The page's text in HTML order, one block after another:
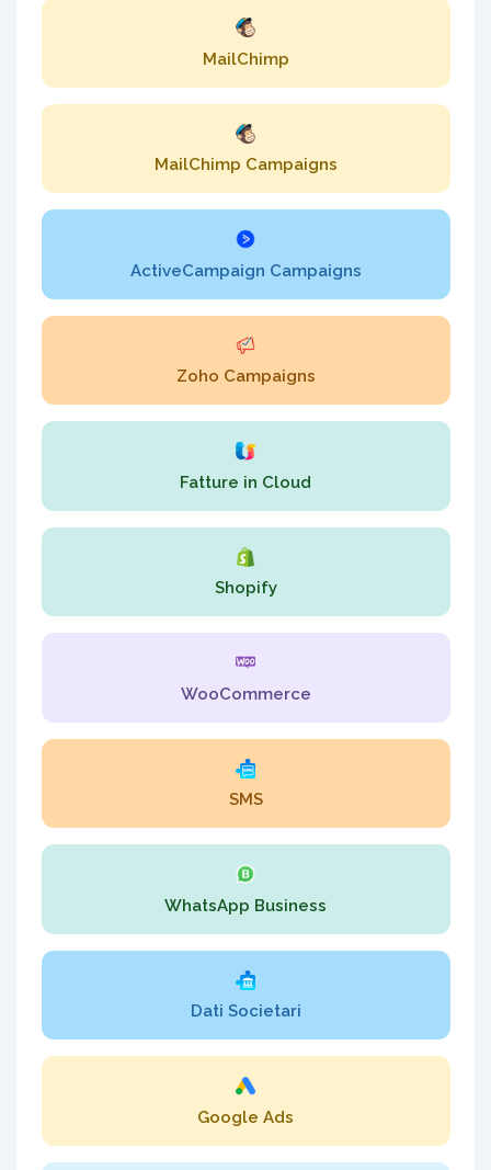
MailChimp
MailChimp Campaigns
ActiveCampaign Campaigns
Zoho Campaigns
Fatture in Cloud
Shopify
WooCommerce
SMS
WhatsApp Business
Dati Societari
Google Ads